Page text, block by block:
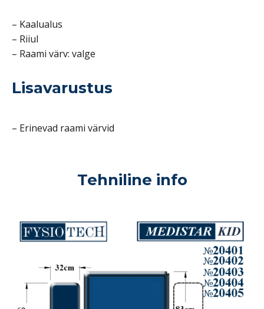
– Kaalualus
– Riiul
– Raami värv: valge
Lisavarustus
– Erinevad raami värvid
Tehniline info